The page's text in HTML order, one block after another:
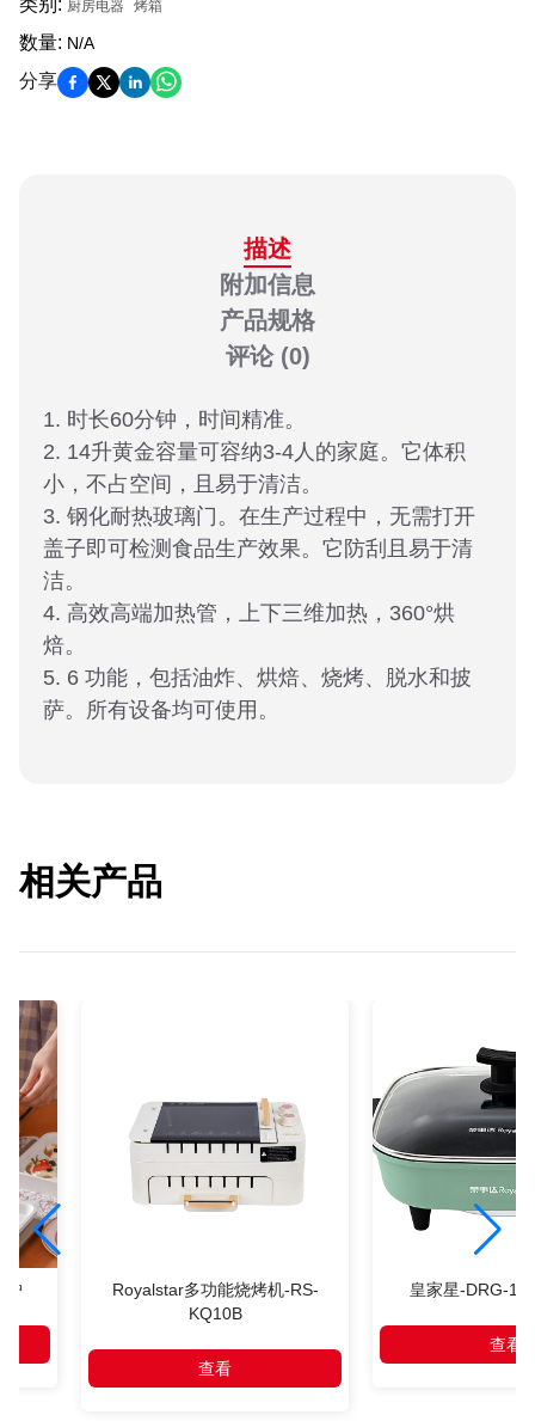
厨房电器 烤箱
数量: N/A
分享
描述
附加信息
产品规格
评论(0)
1. 时长60分钟，时间精准。
2. 14升黄金容量可容纳3-4人的家庭。它体积
小，不占空间，且易于清洁。
3. 钢化耐热玻璃门。在生产过程中，无需打开
盖子即可检测食品生产效果。它防刮且易于清
洁。
4. 高效高端加热管，上下三维加热，360°烘
焙。
5. 6 功能，包括油炸、烘焙、烧烤、脱水和披
萨。所有设备均可使用。
相关产品
炉
Royalstar多功能烧烤机-RS-
KQ10B
查看
皇家星-DRG-
查看